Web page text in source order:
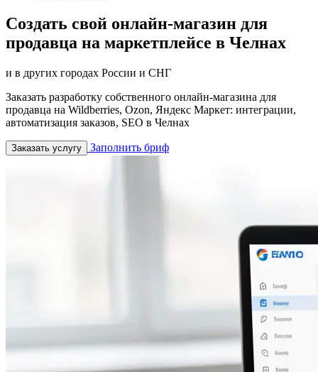
Создать свой онлайн-магазин для
продавца на маркетплейсе в Челнах
и в других городах России и СНГ
Заказать разработку собственного онлайн-магазина для
продавца на Wildberries, Ozon, Яндекс Маркет: интеграции,
автоматизация заказов, SEO в Челнах
Заказать услугу Заполнить бриф